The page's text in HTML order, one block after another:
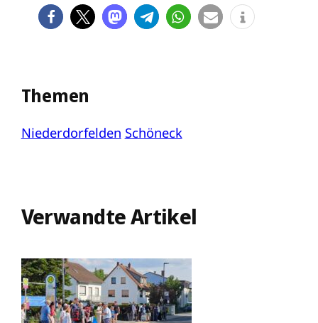
Themen
Niederdorfelden Schöneck
Verwandte Artikel